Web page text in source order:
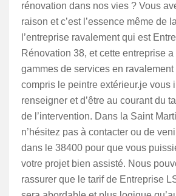
rénovation dans nos vies ? Vous
raison et c’est l’essence même de
l’entreprise ravalement qui est
Rénovation 38, et cette entreprise
gammes de services en
compris le peintre extérieur.je vous
renseigner et d’être au courant du
de l’intervention. Dans la Saint
n’hésitez pas à contacter ou de
dans le 38400 pour que vous
votre projet bien assisté. Nous
rassurer que le tarif de Entreprise